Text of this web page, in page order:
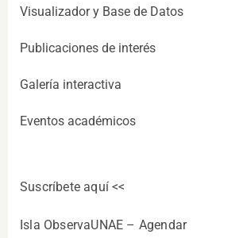
Visualizador y Base de Datos
Publicaciones de interés
Galería interactiva
Eventos académicos
Suscríbete aquí <<
Isla ObservaUNAE – Agendar